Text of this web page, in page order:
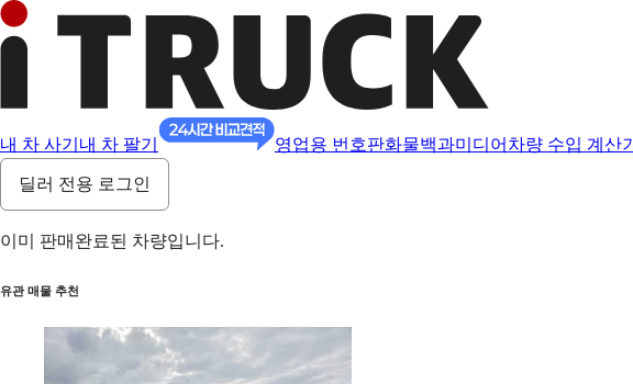
내 차 사기 내 차 팔기 영업용 번호판화물백과미디어 차량 수입 계산기
딜러 전용 로그인
이미 판매완료된 차량입니다.
유관 매물 추천